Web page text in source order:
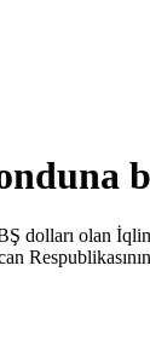
dolları olan